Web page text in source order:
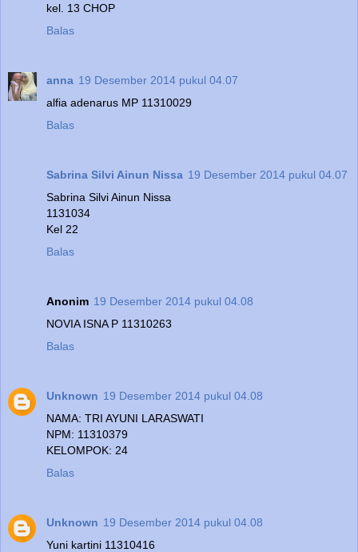
kel. 13 CHOP
Balas
anna 19 Desember 2014 pukul 04.07
alfia adenarus MP 11310029
Balas
Sabrina Silvi Ainun Nissa 19 Desember 2014 pukul 04.07
Sabrina Silvi Ainun Nissa
1131034
Kel 22
Balas
Anonim 19 Desember 2014 pukul 04.08
NOVIA ISNA P 11310263
Balas
Unknown 19 Desember 2014 pukul 04.08
NAMA: TRI AYUNI LARASWATI
NPM: 11310379
KELOMPOK: 24
Balas
Unknown 19 Desember 2014 pukul 04.08
Yuni kartini 11310416